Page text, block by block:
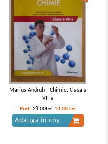
Marius Andruh - Chimie. Clasa a
VII-a
Pret:28,00Lei 14,00 Lei
Adaugă în coș